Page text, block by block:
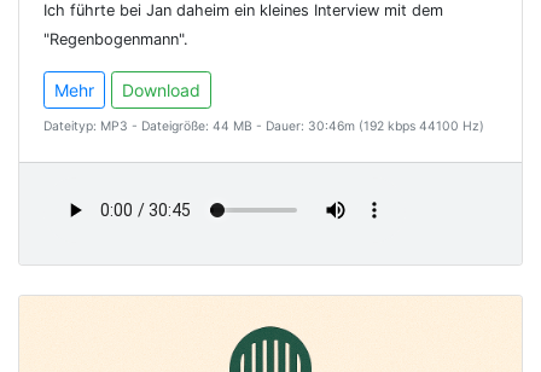
Ich führte bei Jan daheim ein kleines Interview mit dem
"Regenbogenmann".
Mehr Download
Dateityp: MP3 - Dateigröße: 44 MB - Dauer: 30:46m (192 kbps 44100 Hz)